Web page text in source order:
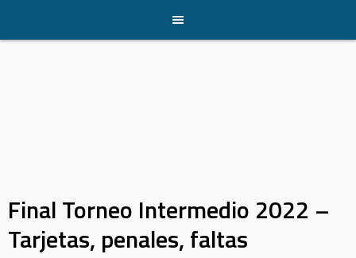
content
Final Torneo Intermedio 2022 –
Tarjetas, penales, faltas